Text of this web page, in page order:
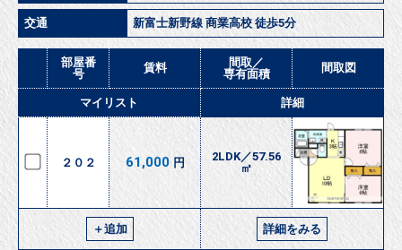
交通 新富士新野線 商業高校 徒歩5分
部屋番
号
賃料
間取／
専有面積
間取図
マイリスト 詳細
２０２ 61,000 円
2LDK／57.56
㎡
＋追加 詳細をみる